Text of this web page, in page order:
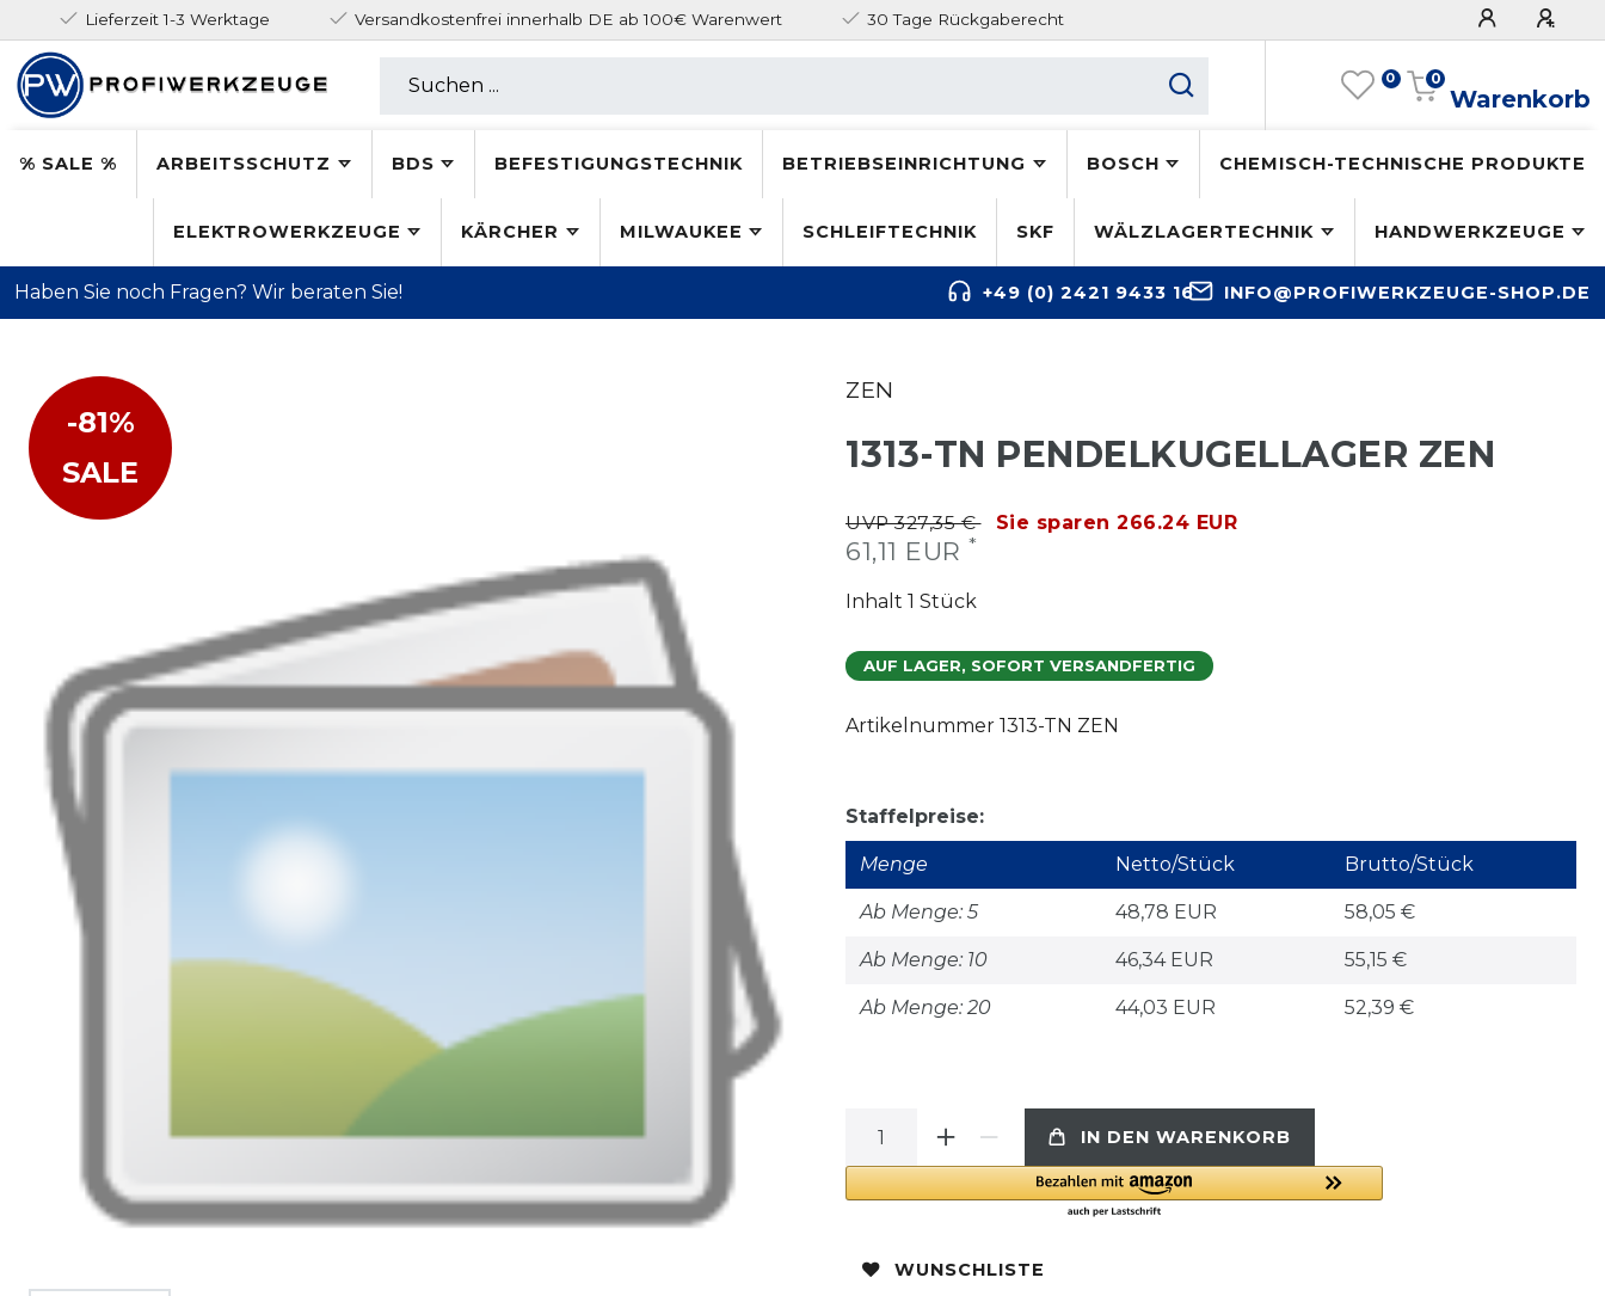
Lieferzeit 1-3 Werktage Versandkostenfrei innerhalb DE ab 100€ Warenwert 30 Tage Rückgaberecht
0
Warenkorb
0
% SALE % ARBEITSSCHUTZ BDS BEFESTIGUNGSTECHNIK BETRIEBSEINRICHTUNG BOSCH CHEMISCH-TECHNISCHE PRODUKTE
ELEKTROWERKZEUGE KÄRCHER MILWAUKEE SCHLEIFTECHNIK SKF WÄLZLAGERTECHNIK HANDWERKZEUGE
Haben Sie noch Fragen? Wir beraten Sie! +49 (0) 2421 9433 16 INFO@PROFIWERKZEUGE-SHOP.DE
-81%
SALE
ZEN
1313-TN PENDELKUGELLAGER ZEN
UVP 327,35 € Sie sparen 266.24 EUR
61,11 EUR *
Inhalt 1 Stück
AUF LAGER, SOFORT VERSANDFERTIG
Artikelnummer 1313-TN ZEN
Staffelpreise:
Menge Netto/Stück Brutto/Stück
Ab Menge: 5 48,78 EUR 58,05 €
Ab Menge: 10 46,34 EUR 55,15 €
Ab Menge: 20 44,03 EUR 52,39 €
IN DEN WARENKORB
WUNSCHLISTE